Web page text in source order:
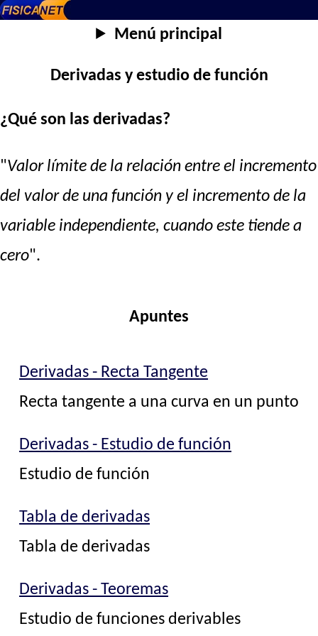
Menú principal
Derivadas y estudio de función
¿Qué son las derivadas?
"Valor límite de la relación entre el incremento
del valor de una función y el incremento de la
variable independiente, cuando este tiende a
cero".
Apuntes
Derivadas - Recta Tangente
Recta tangente a una curva en un punto
Derivadas - Estudio de función
Estudio de función
Tabla de derivadas
Tabla de derivadas
Derivadas - Teoremas
Estudio de funciones derivables